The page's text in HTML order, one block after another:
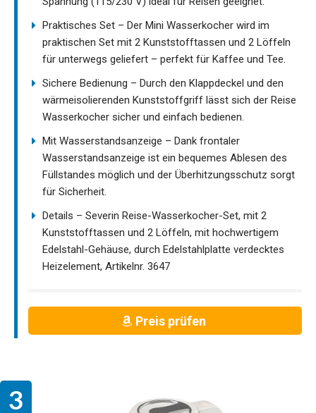
Praktisches Set – Der Mini Wasserkocher wird im
praktischen Set mit 2 Kunststofftassen und 2 Löffeln
für unterwegs geliefert – perfekt für Kaffee und Tee.
Sichere Bedienung – Durch den Klappdeckel und den
wärmeisolierenden Kunststoffgriff lässt sich der Reise
Wasserkocher sicher und einfach bedienen.
Mit Wasserstandsanzeige – Dank frontaler
Wasserstandsanzeige ist ein bequemes Ablesen des
Füllstandes möglich und der Überhitzungsschutz sorgt
für Sicherheit.
Details – Severin Reise-Wasserkocher-Set, mit 2
Kunststofftassen und 2 Löffeln, mit hochwertigem
Edelstahl-Gehäuse, durch Edelstahlplatte verdecktes
Heizelement, Artikelnr. 3647
Preis prüfen